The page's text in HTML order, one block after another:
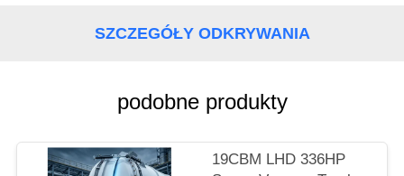
POPROŚ
SITEMAP
SZCZEGÓŁY ODKRYWANIA
podobne produkty
19CBM LHD 336HP